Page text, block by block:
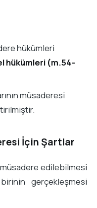
hükümleri
hükümleri (m.54-
müsaderesi
İçin Şartlar
müsadere edilebilmesi
gerçekleşmesi